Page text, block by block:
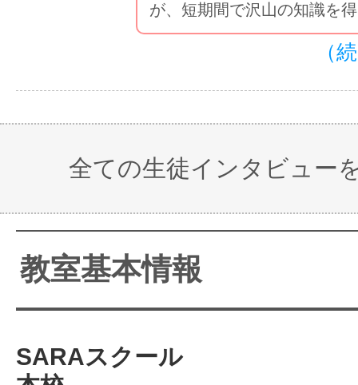
が、短期間で沢山の知識を
（
全ての生徒インタビュー
教室基本情報
SARAスクール